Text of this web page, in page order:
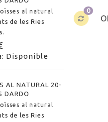
al natural
de les Ries
Disponible
AL NATURAL 20-
DARDO
al natural
de les Ries
0